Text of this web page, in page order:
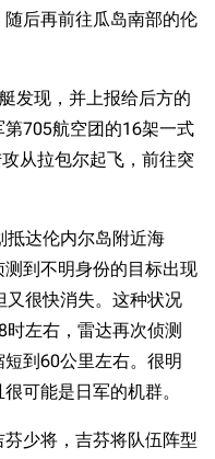
后再前往瓜岛南部的伦
发现，并上报给后方的
705航空团的16架一式
从拉包尔起飞，前往突
抵达伦内尔岛附近海
到不明身份的目标出现
又很快消失。这种状况
左右，雷达再次侦测
到60公里左右。很明
可能是日军的机群。
少将，吉芬将队伍阵型